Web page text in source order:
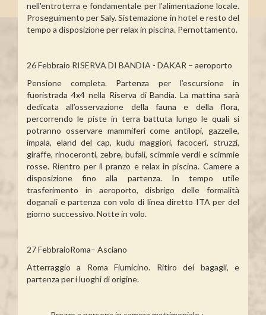
nell'entroterra e fondamentale per l'alimentazione locale.
Proseguimento per Saly. Sistemazione in hotel e resto del
tempo a disposizione per relax in piscina. Pernottamento.
26 Febbraio RISERVA DI BANDIA - DAKAR – aeroporto
Pensione completa. Partenza per l’escursione in
fuoristrada 4x4 nella Riserva di Bandia. La mattina sarà
dedicata all’osservazione della fauna e della flora,
percorrendo le piste in terra battuta lungo le quali si
potranno osservare mammiferi come antilopi, gazzelle,
impala, eland del cap, kudu maggiori, facoceri, struzzi,
giraffe, rinoceronti, zebre, bufali, scimmie verdi e scimmie
rosse. Rientro per il pranzo e relax in piscina. Camere a
disposizione fino alla partenza. In tempo utile
trasferimento in aeroporto, disbrigo delle formalità
doganali e partenza con volo di linea diretto ITA per del
giorno successivo. Notte in volo.
27 FebbraioRoma– Asciano
Atterraggio a Roma Fiumicino. Ritiro dei bagagli, e
partenza per i luoghi di origine.